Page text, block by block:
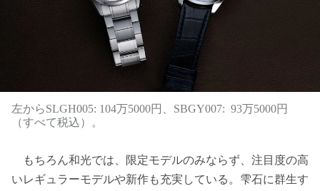
左からSLGH005: 104万5000円、SBGY007: 93万5000円
（すべて税込）。
もちろん和光では、限定モデルのみならず、注目度の高
いレギュラーモデルや新作も充実している。雫石に群生す